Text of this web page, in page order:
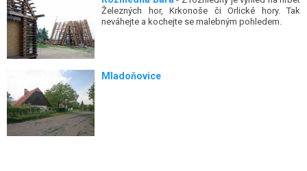
Železných hor, Krkonoše či Orlické hory. Tak
neváhejte a kochejte se malebným pohledem.
Mladoňovice